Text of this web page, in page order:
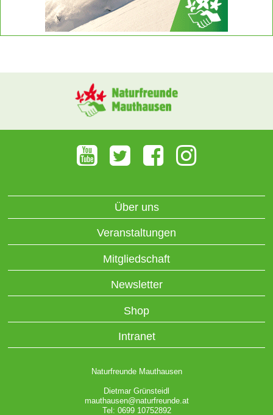
Über uns
Veranstaltungen
Mitgliedschaft
Newsletter
Shop
Intranet
Naturfreunde Mauthausen
Dietmar Grünsteidl
mauthausen@naturfreunde.at
Tel: 0699 10752892